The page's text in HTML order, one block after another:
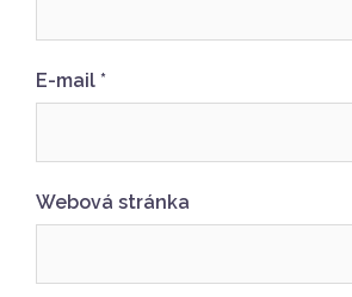
E-mail *
Webová stránka